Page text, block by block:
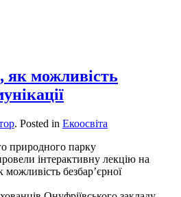
як можливість
. Posted in Екоосвіта
природного парку
інтерактивну лекцію на
безбар’єрної